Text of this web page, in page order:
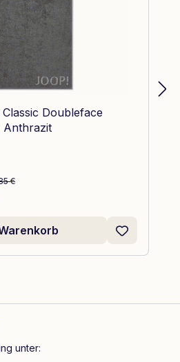
Doubleface
Anthrazit
Preis:
€
unter: